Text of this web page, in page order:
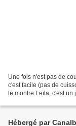
Une fois n'est pas de
c'est facile (pas de
le montre Leïla, c'est un
Hébergé par